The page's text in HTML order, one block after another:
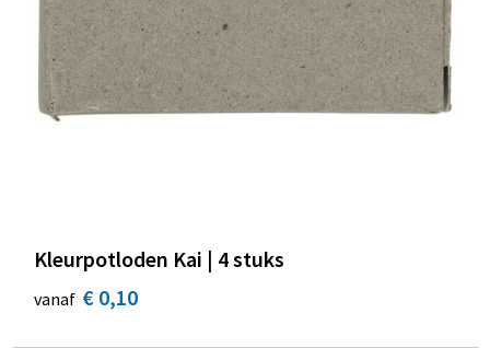
Kleurpotloden Kai | 4 stuks
vanaf € 0,10